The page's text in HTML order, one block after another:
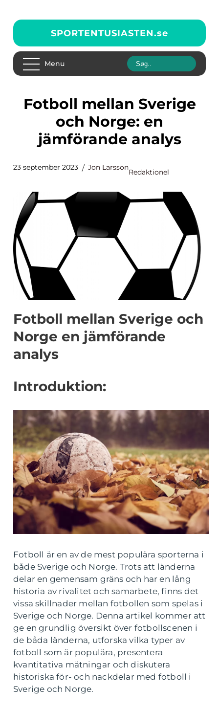
SPORTENTUSIASTEN.se
Menu
Fotboll mellan Sverige
och Norge: en
jämförande analys
23 september 2023 Jon Larsson
Redaktionel
Fotboll mellan Sverige och
Norge en jämförande
analys
Introduktion:
Fotboll är en av de mest populära sporterna i
både Sverige och Norge. Trots att länderna
delar en gemensam gräns och har en lång
historia av rivalitet och samarbete, finns det
vissa skillnader mellan fotbollen som spelas i
Sverige och Norge. Denna artikel kommer att
ge en grundlig översikt över fotbollscenen i
de båda länderna, utforska vilka typer av
fotboll som är populära, presentera
kvantitativa mätningar och diskutera
historiska för- och nackdelar med fotboll i
Sverige och Norge.